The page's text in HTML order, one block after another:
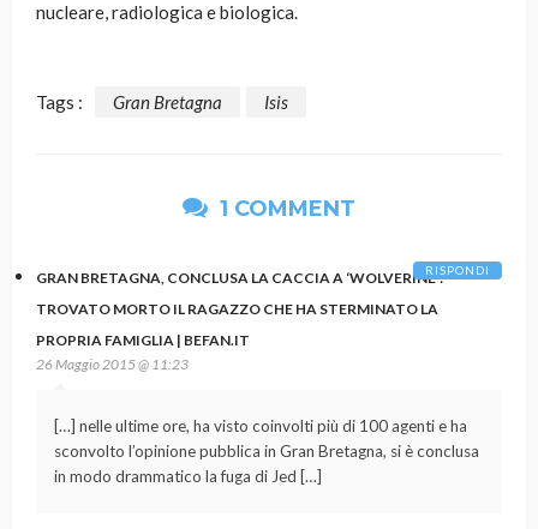
nucleare, radiologica e biologica.
Tags : Gran Bretagna Isis
1 COMMENT
GRAN BRETAGNA, CONCLUSA LA CACCIA A ‘WOLVERINE':
TROVATO MORTO IL RAGAZZO CHE HA STERMINATO LA
PROPRIA FAMIGLIA | BEFAN.IT
26 Maggio 2015 @ 11:23
[…] nelle ultime ore, ha visto coinvolti più di 100 agenti e ha
sconvolto l’opinione pubblica in Gran Bretagna, si è conclusa
in modo drammatico la fuga di Jed […]
RISPONDI